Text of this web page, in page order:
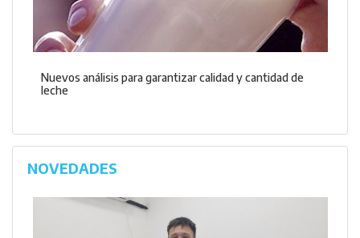
Nuevos análisis para garantizar calidad y cantidad de
leche
NOVEDADES